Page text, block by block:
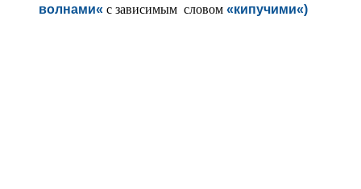
волнами« с зависимым словом «кипучими«)